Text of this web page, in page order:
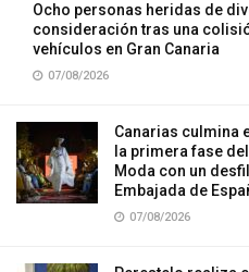
Ocho personas heridas de
consideración tras una
vehículos en Gran Canaria
07/08/2026
Canarias culmina
la primera fase
Moda con un
Embajada de
07/08/2026